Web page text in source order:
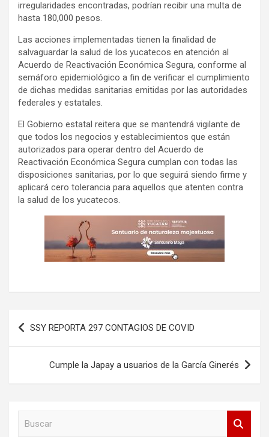
irregularidades encontradas, podrían recibir una multa de
hasta 180,000 pesos.
Las acciones implementadas tienen la finalidad de
salvaguardar la salud de los yucatecos en atención al
Acuerdo de Reactivación Económica Segura, conforme al
semáforo epidemiológico a fin de verificar el cumplimiento
de dichas medidas sanitarias emitidas por las autoridades
federales y estatales.
El Gobierno estatal reitera que se mantendrá vigilante de
que todos los negocios y establecimientos que están
autorizados para operar dentro del Acuerdo de
Reactivación Económica Segura cumplan con todas las
disposiciones sanitarias, por lo que seguirá siendo firme y
aplicará cero tolerancia para aquellos que atenten contra
la salud de los yucatecos.
Navegación
de
entradas
SSY REPORTA 297 CONTAGIOS DE COVID
Cumple la Japay a usuarios de la García Ginerés